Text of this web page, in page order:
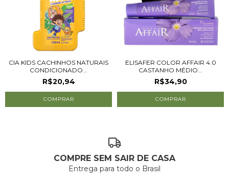
CIA KIDS CACHINHOS NATURAIS
CONDICIONADO...
R$20,94
ELISAFER COLOR AFFAIR 4.0
CASTANHO MÉDIO...
R$34,90
COMPRE SEM SAIR DE CASA
Entrega para todo o Brasil